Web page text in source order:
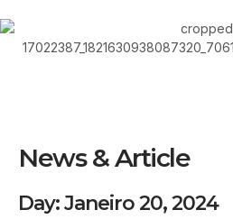
News & Article
Day: Janeiro 20, 2024